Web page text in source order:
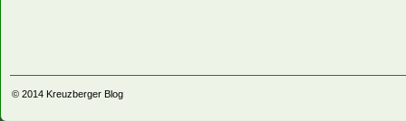
© 2014 Kreuzberger Blog